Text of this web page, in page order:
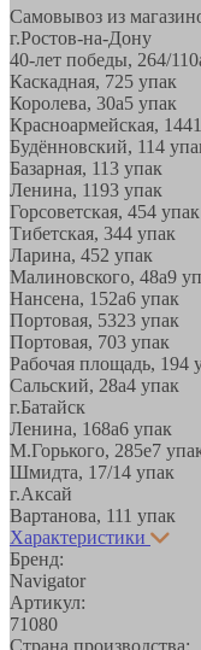
Самовывоз из
г.Ростов-на-Дону
40-лет победы, 264/
Каскадная, 725 упак
Королева, 30а5 упак
Красноармейская, 144
Будённовский, 114
Базарная, 113 упак
Ленина, 1193 упак
Горсоветская, 454 упак
Тибетская, 344 упак
Ларина, 452 упак
Малиновского, 48а9
Нансена, 152а6 упак
Портовая, 5323 упак
Портовая, 703 упак
Рабочая площадь, 194
Сальский, 28a4 упак
г.Батайск
Ленина, 168а6 упак
М.Горького, 285е7
Шмидта, 17/14 упак
г.Аксай
Вартанова, 111 упак
Характеристики
Бренд:
Navigator
Артикул:
71080
Страна производства: